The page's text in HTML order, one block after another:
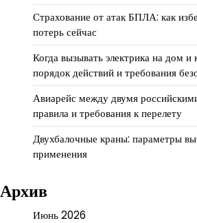
Страхование от атак БПЛА: как
потерь сейчас
Когда вызывать электрика на дом и
порядок действий и требования
Авиарейс между двумя
правила и требования к перелету
Двухбалочные краны: параметры
применения
Архив
Июнь 2026